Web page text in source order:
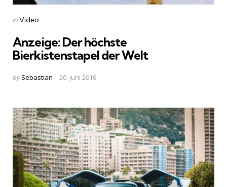
Categories
Posted
inVideo
Anzeige: Der höchste
Bierkistenstapel der Welt
Posted
by Sebastian 20. Juni 2016